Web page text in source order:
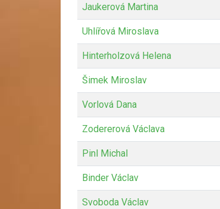
Jaukerová Martina
Uhlířová Miroslava
Hinterholzová Helena
Šimek Miroslav
Vorlová Dana
Zodererová Václava
Pinl Michal
Binder Václav
Svoboda Václav